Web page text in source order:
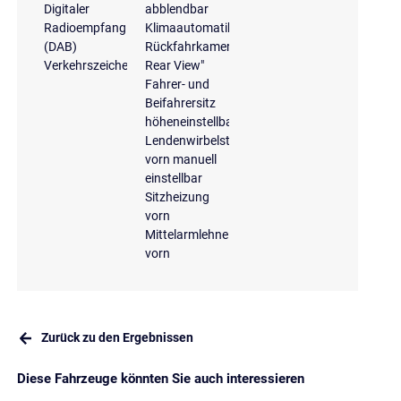
Digitaler
Radioempfang
(DAB)
Verkehrszeichenerkennung
abblendbar
Klimaautomatik
Rückfahrkamera
Rear View"
Fahrer- und
Beifahrersitz
höheneinstellbar
Lendenwirbelstütze
vorn manuell
einstellbar
Sitzheizung
vorn
Mittelarmlehne
vorn
Zurück zu den Ergebnissen
Diese Fahrzeuge könnten Sie auch interessieren